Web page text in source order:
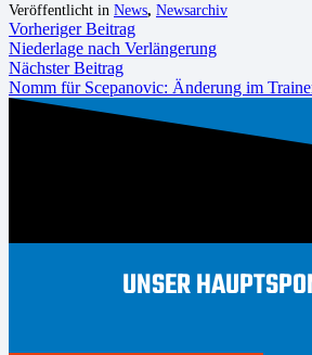
Veröffentlicht in News, Newsarchiv
Vorheriger Beitrag
Niederlage nach Verlängerung
Nächster Beitrag
Nomm für Scepanovic: Änderung im
UNSER